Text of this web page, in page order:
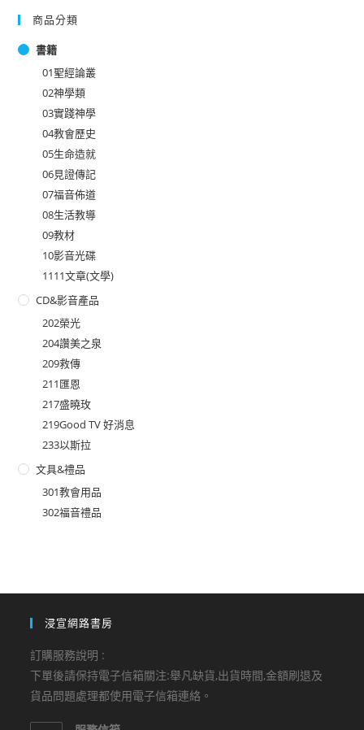
商品分類
書籍
01聖經論叢
02神學類
03實踐神學
04教會歷史
05生命造就
06見證傳記
07福音佈道
08生活教導
09教材
10影音光碟
1111文章(文學)
CD&影音產品
202榮光
204讚美之泉
209救傳
211匯恩
217盛曉玫
219Good TV 好消息
233以斯拉
文具&禮品
301教會用品
302福音禮品
浸宣網路書房
訂購服務說明 :
下單後請保持電子信箱關注:舉凡缺貨,出貨時間,金額刷退及
貨品問題處理都使用電子信箱連絡。